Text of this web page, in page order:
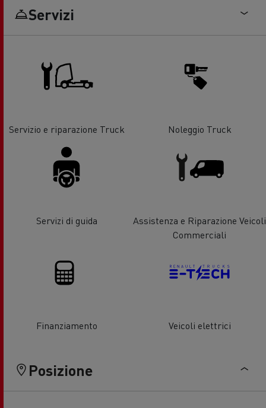
Servizi
Servizio e riparazione Truck Noleggio Truck
Servizi di guida
Assistenza e Riparazione Veicoli
Commerciali
Finanziamento Veicoli elettrici
Posizione